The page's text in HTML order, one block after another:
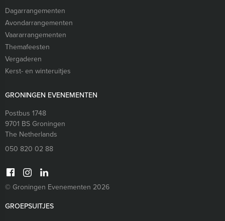
Dagarrangementen
Avondarrangementen
Vaararrangementen
Themafeesten
Vergaderen
Kerst- en winteruitjes
GRONINGEN EVENEMENTEN
Postbus 1748
9701 BSGroningen
The Netherlands
050 820 02 88
© Groningen Evenementen 2026
GROEPSUITJES